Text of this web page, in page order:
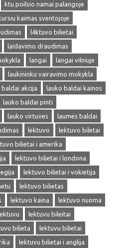
ktu poilsio namai palangoje
kaimas sventojoje
l4ktuvo bilietai
laidavimo draudimas
langai
langai vilniuje
laukininku vairavimo mokykla
baldai akcija
lauko baldai kainos
lauko baldai pinti
lauko virtuves
laumes baldai
lektuvo
lektuvo biletai
bilietai i amerika
lektuvo bilietai i londona
lektuvo bilietai i vokietija
lektuvo bilietas
lektuvo kaina
lektuvo nuoma
lektuvu bileitai
bilieta
lektuvu bilietai
lektuvu bilietai i anglija